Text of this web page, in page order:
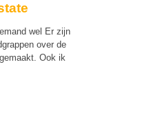
wel Er zijn
over de
Ook ik